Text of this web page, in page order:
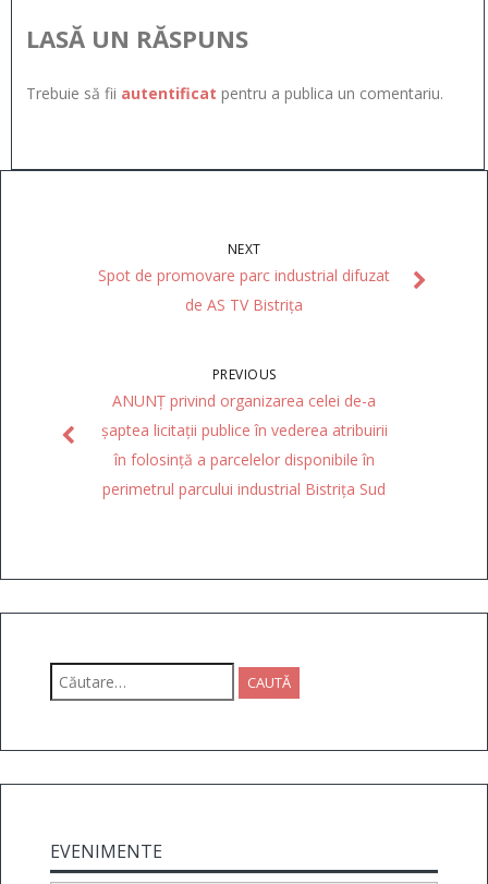
LASĂ UN RĂSPUNS
Trebuie să fii autentificat pentru a publica un comentariu.
NEXT
Spot de promovare parc industrial difuzat
de AS TV Bistrița
PREVIOUS
ANUNȚ privind organizarea celei de-a
șaptea licitații publice în vederea atribuirii
în folosință a parcelelor disponibile în
perimetrul parcului industrial Bistrița Sud
Caută
după:
EVENIMENTE